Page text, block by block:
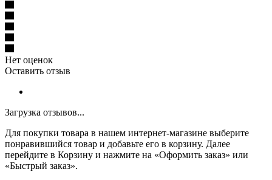
Нет оценок
Оставить отзыв
Загрузка отзывов...
Для покупки товара в нашем интернет-магазине выберите
понравившийся товар и добавьте его в корзину. Далее
перейдите в Корзину и нажмите на «Оформить заказ» или
«Быстрый заказ».